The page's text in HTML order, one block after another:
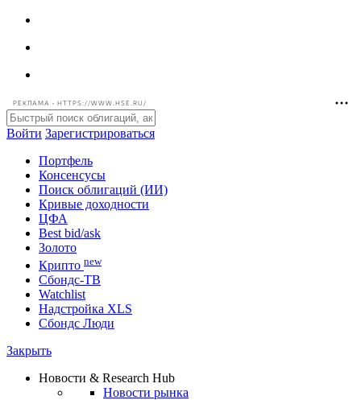
РЕКЛАМА • HTTPS://WWW.HSE.RU/
Войти Зарегистрироваться
Портфель
Консенсусы
Поиск облигаций (ИИ)
Кривые доходности
ЦФА
Best bid/ask
Золото
Крипто new
Watchlist
Сбондс Люди